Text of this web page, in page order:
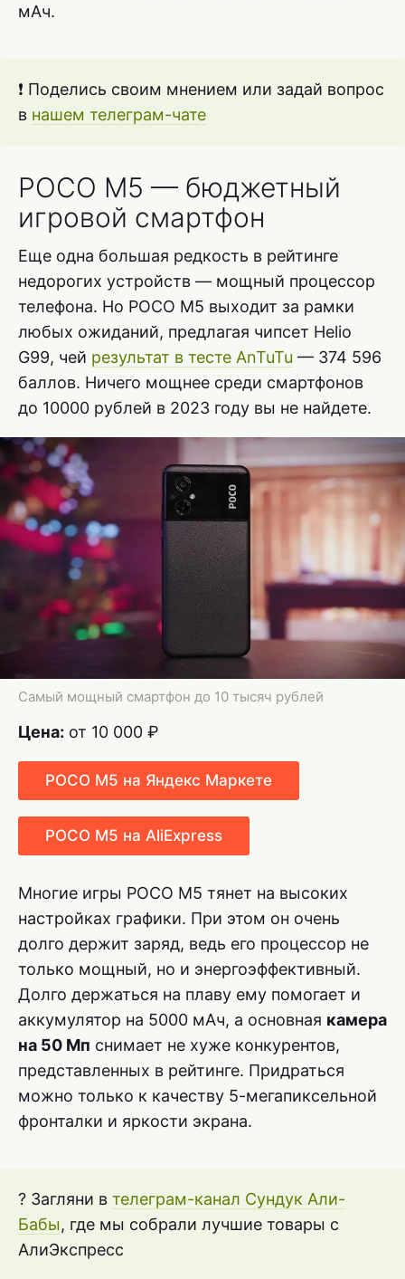
мАч.
❗ Поделись своим мнением или задай вопрос
в нашем телеграм-чате
POCO M5 — бюджетный
игровой смартфон
Еще одна большая редкость в рейтинге
недорогих устройств — мощный процессор
телефона. Но POCO M5 выходит за рамки
любых ожиданий, предлагая чипсет Helio
G99, чей результат в тесте AnTuTu — 374 596
баллов. Ничего мощнее среди смартфонов
до 10000 рублей в 2023 году вы не найдете.
Самый мощный смартфон до 10 тысяч рублей
Цена: от 10 000 ₽
POCO M5 на Яндекс Маркете
POCO M5 на AliExpress
Многие игры POCO M5 тянет на высоких
настройках графики. При этом он очень
долго держит заряд, ведь его процессор не
только мощный, но и энергоэффективный.
Долго держаться на плаву ему помогает и
аккумулятор на 5000 мАч, а основная камера
на 50 Мп снимает не хуже конкурентов,
представленных в рейтинге. Придраться
можно только к качеству 5-мегапиксельной
фронталки и яркости экрана.
? Загляни в телеграм-канал Сундук Али-
Бабы, где мы собрали лучшие товары с
АлиЭкспресс